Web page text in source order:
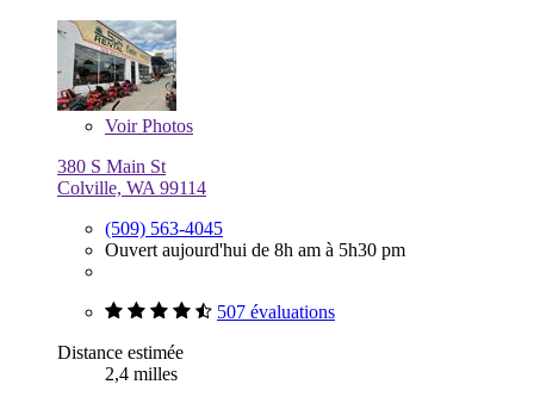
VoirPhotos
380 S Main St
Colville, WA 99114
(509) 563-4045
Ouvert aujourd'hui de 8h am à 5h30 pm
507 évaluations
Distance estimée
2,4 milles